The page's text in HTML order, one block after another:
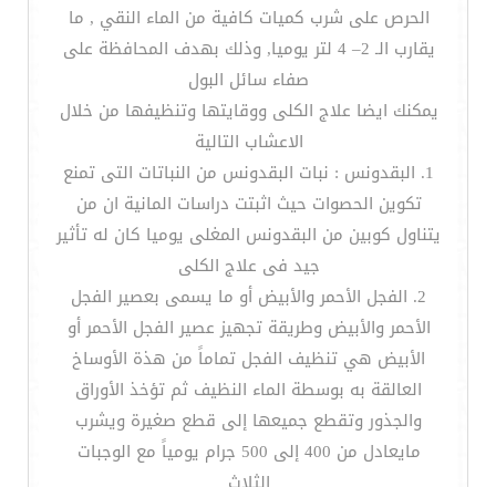
الحرص على شرب كميات كافية من الماء النقي , ما
يقارب الـ 2– 4 لتر يوميا, وذلك بهدف المحافظة على
صفاء سائل البول
يمكنك ايضا علاج الكلى ووقايتها وتنظيفها من خلال
الاعشاب التالية
1. البقدونس : نبات البقدونس من النباتات التى تمنع
تكوين الحصوات حيث اثبتت دراسات المانية ان من
يتناول كوبين من البقدونس المغلى يوميا كان له تأثير
جيد فى علاج الكلى
2. الفجل الأحمر والأبيض أو ما يسمى بعصير الفجل
الأحمر والأبيض وطريقة تجهيز عصير الفجل الأحمر أو
الأبيض هي تنظيف الفجل تماماً من هذة الأوساخ
العالقة به بوسطة الماء النظيف ثم تؤخذ الأوراق
والجذور وتقطع جميعها إلى قطع صغيرة ويشرب
مايعادل من 400 إلى 500 جرام يومياً مع الوجبات